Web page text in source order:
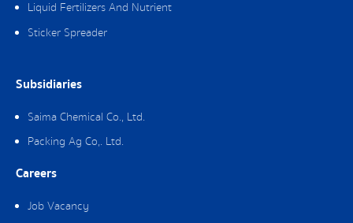
Liquid Fertilizers And Nutrient
Sticker Spreader
Subsidiaries
Saima Chemical Co., Ltd.
Packing Ag Co,. Ltd.
Careers
Job Vacancy